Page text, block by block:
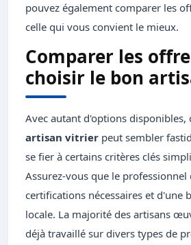
pouvez également comparer les
celle qui vous convient le mieux.
Comparer les
choisir le bon
Avec autant d'options disponibles,
artisan vitrier peut sembler
se fier à certains critères clés
Assurez-vous que le professionnel
certifications nécessaires et d'une
locale. La majorité des artisans
déjà travaillé sur divers types de